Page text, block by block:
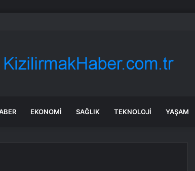
içme suyu hatları yenileniyor
EKONOMI SAĞLIK TEKNOLOJI YAŞAM